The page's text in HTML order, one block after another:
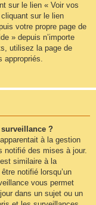
sur le lien « Voir vos
sur le lien
votre propre page de
» depuis n’importe
utilisez la page de
appropriés.
?
à la gestion
notifié des mises à jour.
similaire à la
notifié lorsqu’un
vous permet
dans un sujet ou un